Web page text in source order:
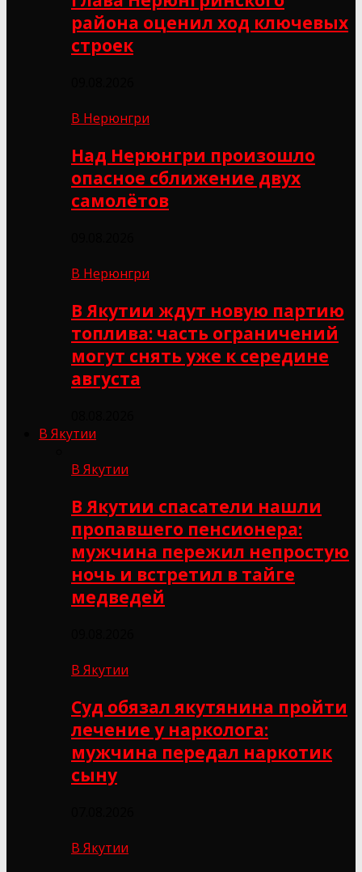
района оценил ход ключевых
строек
В Нерюнгри
Над Нерюнгри произошло
опасное сближение двух
самолётов
В Нерюнгри
В Якутии ждут новую партию
топлива: часть ограничений
могут снять уже к середине
августа
В Якутии
В Якутии
В Якутии спасатели нашли
пропавшего пенсионера:
мужчина пережил непростую
ночь и встретил в тайге
медведей
В Якутии
Суд обязал якутянина пройти
лечение у нарколога:
мужчина передал наркотик
сыну
В Якутии